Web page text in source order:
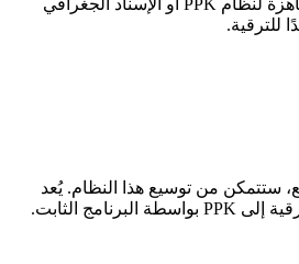
القياس بالقصور، وتكون جاهزة لنظام PPK أو الإسناد الجغرافي
للترقية.
ستتمكن من توسيع هذا النظام. يُعد